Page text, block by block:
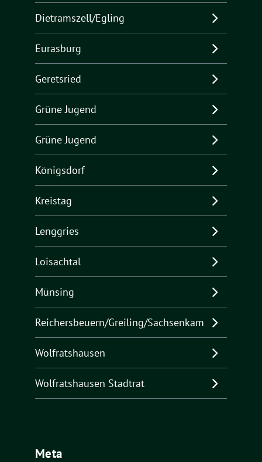
Dietramszell/Egling
Eurasburg
Geretsried
Grüne Jugend
Grüne Jugend
Königsdorf
Kreistag
Lenggries
Loisachtal
Münsing
Reichersbeuern/Greiling/Sachsenkam
Wolfratshausen
Wolfratshausen Stadtrat
Meta